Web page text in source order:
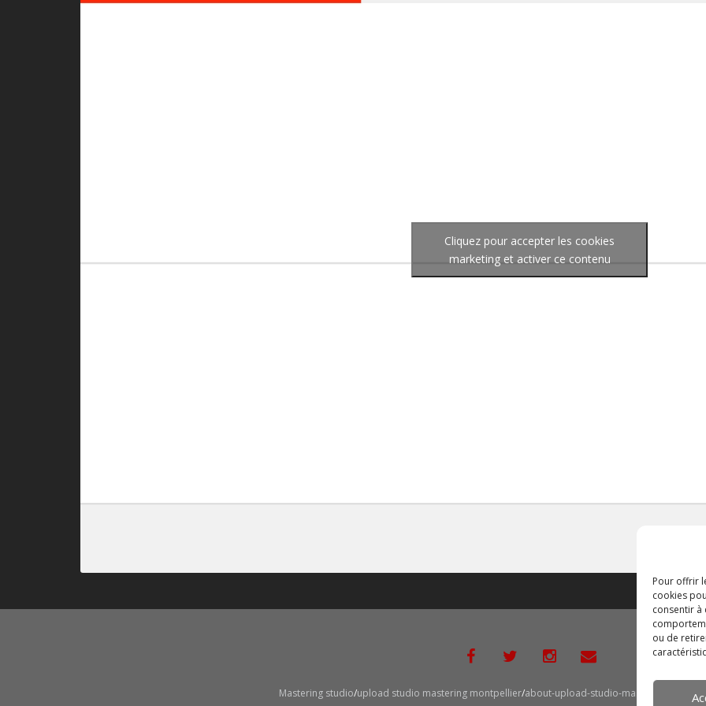
Pour offrir
cookies
consentir à
ou de
Cliquez pour accepter les cookies
marketing et activer ce contenu
Mastering studio upload studio mastering montpellier about-upload-studio-mastering